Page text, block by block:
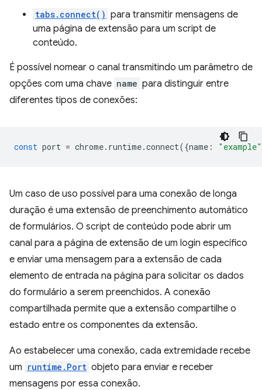
tabs.connect() para transmitir mensagens de
uma página de extensão para um script de
conteúdo.
É possível nomear o canal transmitindo um parâmetro de
opções com uma chave name para distinguir entre
diferentes tipos de conexões:
const port = chrome. runtime.connect({name : "example"
Um caso de uso possível para uma conexão de longa
duração é uma extensão de preenchimento automático
de formulários. O script de conteúdo pode abrir um
canal para a página de extensão de um login específico
e enviar uma mensagem para a extensão de cada
elemento de entrada na página para solicitar os dados
do formulário a serem preenchidos. A conexão
compartilhada permite que a extensão compartilhe o
estado entre os componentes da extensão.
Ao estabelecer uma conexão, cada extremidade recebe
um runtime.Port objeto para enviar e receber
mensagens por essa conexão.